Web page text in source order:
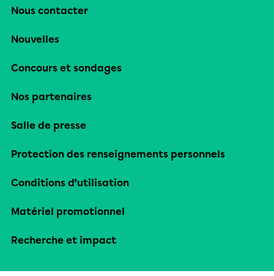
Nous contacter
Nouvelles
Concours et sondages
Nos partenaires
Salle de presse
Protection des renseignements personnels
Conditions d’utilisation
Matériel promotionnel
Recherche et impact